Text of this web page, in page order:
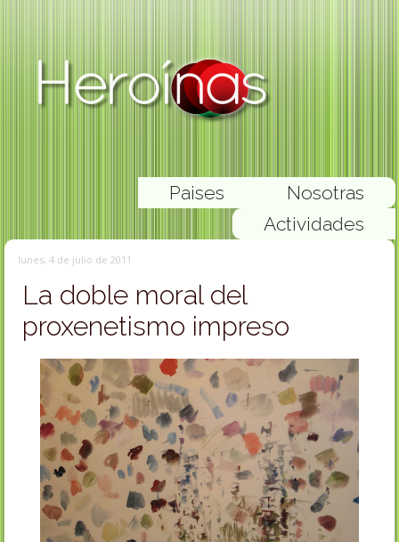
Nosotras
Paises
Actividades
lunes, 4 de julio de 2011
La doble moral del
proxenetismo impreso